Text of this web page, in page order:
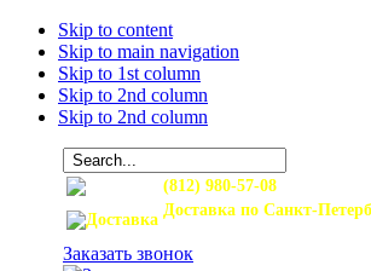
Skip to content
Skip to main navigation
Skip to 1st column
Skip to 2nd column
Skip to 2nd column
(812) 980-57-08
Доставка по Санкт-
Заказать звонок